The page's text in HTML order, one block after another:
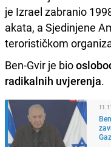
je Izrael zabranio
akata, a Sjedinjene
terorističkom
Ben-Gvir je bio
radikalnih uvjerenja.